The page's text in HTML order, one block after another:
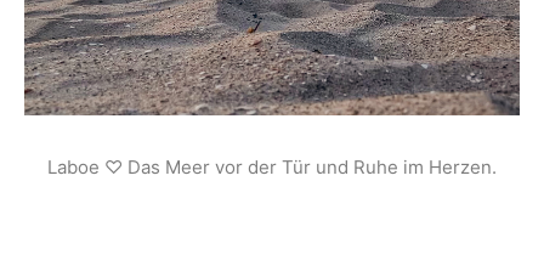
Laboe ♡ Das Meer vor der Tür und Ruhe im Herzen.